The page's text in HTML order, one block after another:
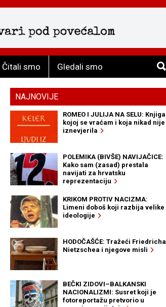
Čitali smo Gledali smo
NAJNOVIJE
ROMEO I JULIJA NA SELU: Knjiga
kojoj se vraćam i koja nikad nije
iznevjerila
POLEMIKA (BIVŠE) NAVIJAČICE:
Kako sam (zasad) prestala
navijati za hrvatsku
reprezentaciju
KRIKOM PROTIV NACIZMA:
Limeni doboš koji razbija velike
ideologije
HODOČAŠĆE: Tražeći Friedricha
Nietzschea i njegove misli
BEČKI ZIDOVI–BALKANSKI
NACIONALIZMI: Susret koji je
fotoreportažu pretvorio u